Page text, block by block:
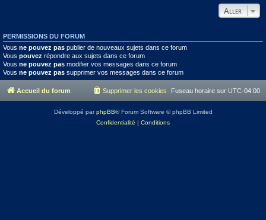
Aller
PERMISSIONS DU FORUM
Vous ne pouvez pas publier de nouveaux sujets dans ce forum
Vous pouvez répondre aux sujets dans ce forum
Vous ne pouvez pas modifier vos messages dans ce forum
Vous ne pouvez pas supprimer vos messages dans ce forum
Accueil du forum Fuseau horaire sur UTC-04:00
Supprimer les cookies
Développé parphpBB® Forum Software © phpBB Limited
Confidentialité | Conditions